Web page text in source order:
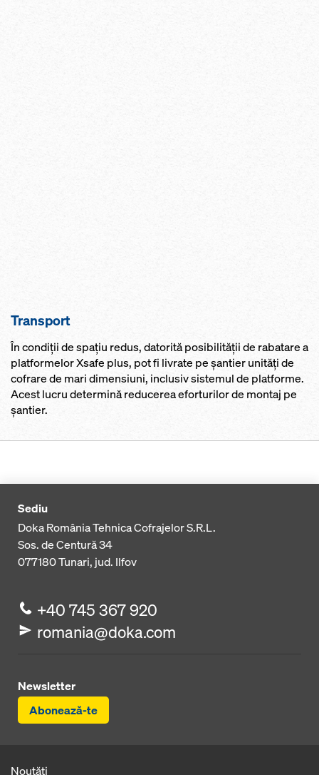
Transport
În condiţii de spaţiu redus, datorită posibilității de rabatare a
platformelor Xsafe plus, pot fi livrate pe şantier unităţi de
cofrare de mari dimensiuni, inclusiv sistemul de platforme.
Acest lucru determină reducerea eforturilor de montaj pe
şantier.
Sediu
Doka România Tehnica Cofrajelor S.R.L.
Sos. de Centură 34
077180Tunari, jud. Ilfov
+40 745 367 920
romania@doka.com
Newsletter
Abonează-te
Noutăți